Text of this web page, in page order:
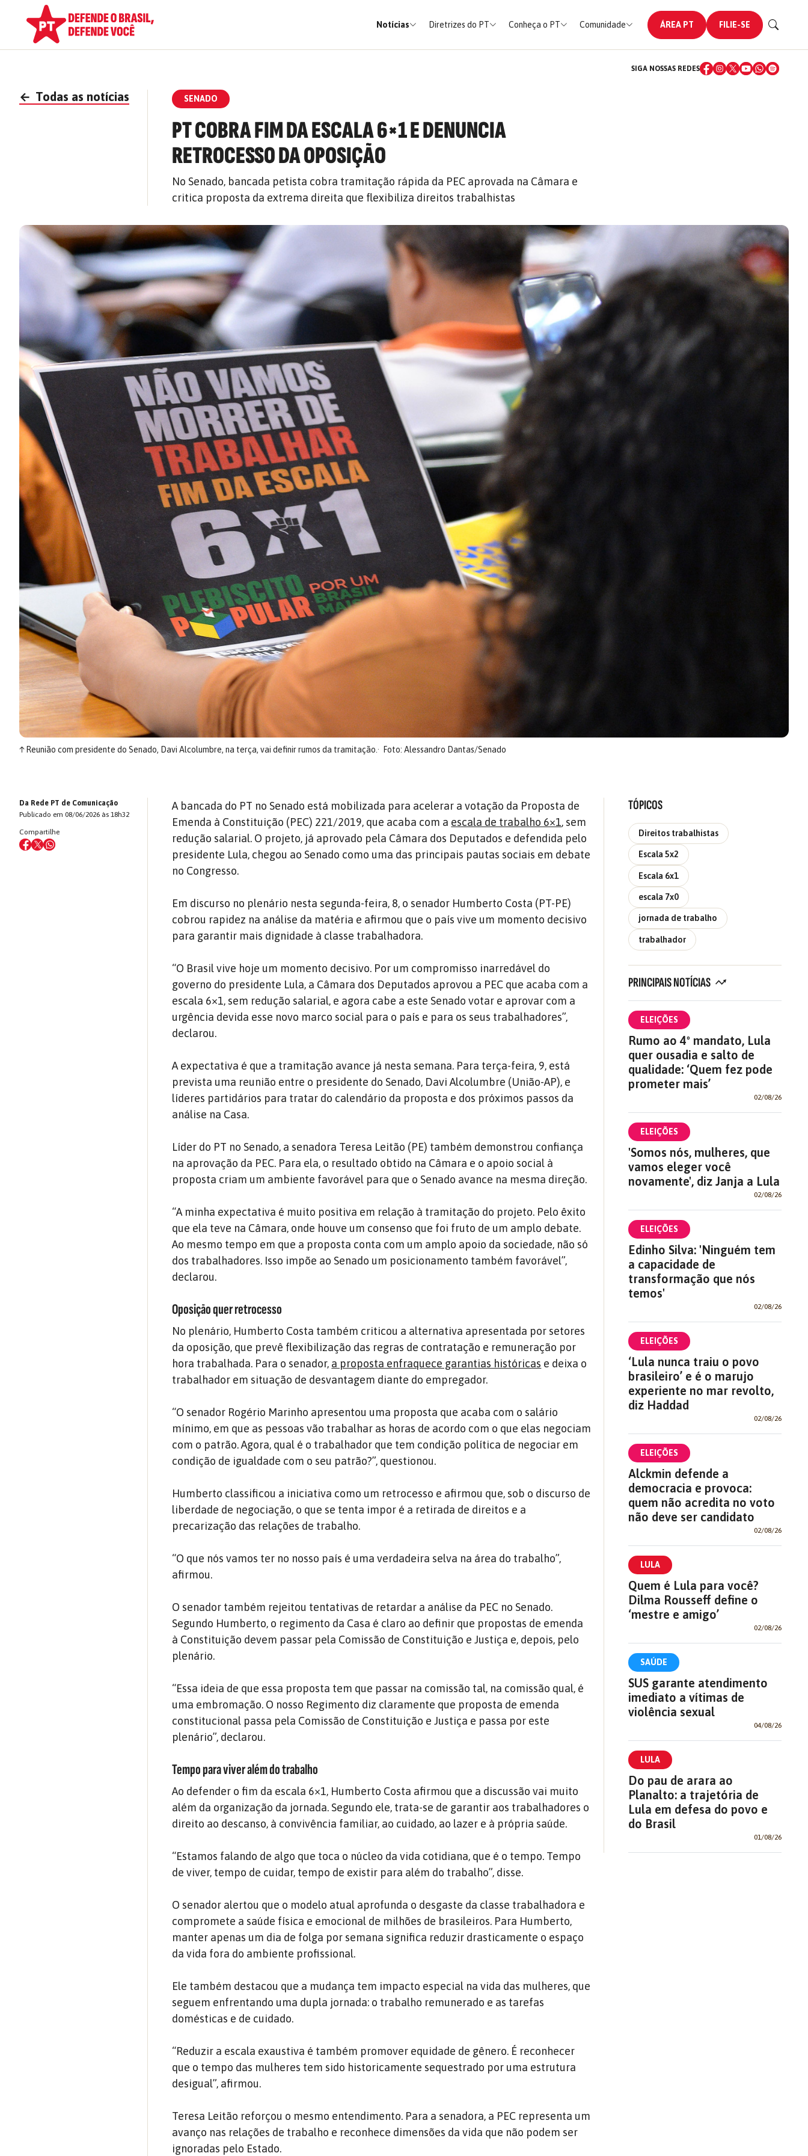
Notícias Diretrizes do PT Conheça o PT Comunidade ÁREA PT FILIE-SE
SIGA NOSSAS REDES
← Todas as notícias SENADO
PT COBRA FIM DA ESCALA 6×1 E DENUNCIA
RETROCESSO DA OPOSIÇÃO
No Senado, bancada petista cobra tramitação rápida da PEC aprovada na Câmara e
critica proposta da extrema direita que flexibiliza direitos trabalhistas
↑Reunião com presidente do Senado, Davi Alcolumbre, na terça, vai definir rumos da tramitação. Foto: Alessandro Dantas/Senado
Da Rede PT de Comunicação
Publicado em 08/06/2026 às 18h32
Compartilhe
A bancada do PT no Senado está mobilizada para acelerar a votação da Proposta de
Emenda à Constituição (PEC) 221/2019, que acaba com a escala de trabalho 6×1, sem
redução salarial. O projeto, já aprovado pela Câmara dos Deputados e defendida pelo
presidente Lula, chegou ao Senado como uma das principais pautas sociais em debate
no Congresso.
Em discurso no plenário nesta segunda-feira, 8, o senador Humberto Costa (PT-PE)
cobrou rapidez na análise da matéria e afirmou que o país vive um momento decisivo
para garantir mais dignidade à classe trabalhadora.
“O Brasil vive hoje um momento decisivo. Por um compromisso inarredável do
governo do presidente Lula, a Câmara dos Deputados aprovou a PEC que acaba com a
escala 6×1, sem redução salarial, e agora cabe a este Senado votar e aprovar com a
urgência devida esse novo marco social para o país e para os seus trabalhadores”,
declarou.
A expectativa é que a tramitação avance já nesta semana. Para terça-feira, 9, está
prevista uma reunião entre o presidente do Senado, Davi Alcolumbre (União-AP), e
líderes partidários para tratar do calendário da proposta e dos próximos passos da
análise na Casa.
Líder do PT no Senado, a senadora Teresa Leitão (PE) também demonstrou confiança
na aprovação da PEC. Para ela, o resultado obtido na Câmara e o apoio social à
proposta criam um ambiente favorável para que o Senado avance na mesma direção.
“A minha expectativa é muito positiva em relação à tramitação do projeto. Pelo êxito
que ela teve na Câmara, onde houve um consenso que foi fruto de um amplo debate.
Ao mesmo tempo em que a proposta conta com um amplo apoio da sociedade, não só
dos trabalhadores. Isso impõe ao Senado um posicionamento também favorável”,
declarou.
Oposição quer retrocesso
No plenário, Humberto Costa também criticou a alternativa apresentada por setores
da oposição, que prevê flexibilização das regras de contratação e remuneração por
hora trabalhada. Para o senador, a proposta enfraquece garantias históricas e deixa o
trabalhador em situação de desvantagem diante do empregador.
“O senador Rogério Marinho apresentou uma proposta que acaba com o salário
mínimo, em que as pessoas vão trabalhar as horas de acordo com o que elas negociam
com o patrão. Agora, qual é o trabalhador que tem condição política de negociar em
condição de igualdade com o seu patrão?”, questionou.
Humberto classificou a iniciativa como um retrocesso e afirmou que, sob o discurso de
liberdade de negociação, o que se tenta impor é a retirada de direitos e a
precarização das relações de trabalho.
“O que nós vamos ter no nosso país é uma verdadeira selva na área do trabalho”,
afirmou.
O senador também rejeitou tentativas de retardar a análise da PEC no Senado.
Segundo Humberto, o regimento da Casa é claro ao definir que propostas de emenda
à Constituição devem passar pela Comissão de Constituição e Justiça e, depois, pelo
plenário.
“Essa ideia de que essa proposta tem que passar na comissão tal, na comissão qual, é
uma embromação. O nosso Regimento diz claramente que proposta de emenda
constitucional passa pela Comissão de Constituição e Justiça e passa por este
plenário”, declarou.
Tempo para viver além do trabalho
Ao defender o fim da escala 6×1, Humberto Costa afirmou que a discussão vai muito
além da organização da jornada. Segundo ele, trata-se de garantir aos trabalhadores o
direito ao descanso, à convivência familiar, ao cuidado, ao lazer e à própria saúde.
“Estamos falando de algo que toca o núcleo da vida cotidiana, que é o tempo. Tempo
de viver, tempo de cuidar, tempo de existir para além do trabalho”, disse.
O senador alertou que o modelo atual aprofunda o desgaste da classe trabalhadora e
compromete a saúde física e emocional de milhões de brasileiros. Para Humberto,
manter apenas um dia de folga por semana significa reduzir drasticamente o espaço
da vida fora do ambiente profissional.
Ele também destacou que a mudança tem impacto especial na vida das mulheres, que
seguem enfrentando uma dupla jornada: o trabalho remunerado e as tarefas
domésticas e de cuidado.
“Reduzir a escala exaustiva é também promover equidade de gênero. É reconhecer
que o tempo das mulheres tem sido historicamente sequestrado por uma estrutura
desigual”, afirmou.
Teresa Leitão reforçou o mesmo entendimento. Para a senadora, a PEC representa um
avanço nas relações de trabalho e reconhece dimensões da vida que não podem ser
ignoradas pelo Estado.
TÓPICOS
Direitos trabalhistas
Escala 5x2
Escala 6x1
escala 7x0
jornada de trabalho
trabalhador
PRINCIPAIS NOTÍCIAS
ELEIÇÕES
Rumo ao 4º mandato, Lula
quer ousadia e salto de
qualidade: ‘Quem fez pode
prometer mais’
02/08/26
ELEIÇÕES
'Somos nós, mulheres, que
vamos eleger você
novamente', diz Janja a Lula
02/08/26
ELEIÇÕES
Edinho Silva: 'Ninguém tem
a capacidade de
transformação que nós
temos'
02/08/26
ELEIÇÕES
‘Lula nunca traiu o povo
brasileiro’ e é o marujo
experiente no mar revolto,
diz Haddad
02/08/26
ELEIÇÕES
Alckmin defende a
democracia e provoca:
quem não acredita no voto
não deve ser candidato
02/08/26
LULA
Quem é Lula para você?
Dilma Rousseff define o
‘mestre e amigo’
02/08/26
SAÚDE
SUS garante atendimento
imediato a vítimas de
violência sexual
04/08/26
LULA
Do pau de arara ao
Planalto: a trajetória de
Lula em defesa do povo e
do Brasil
01/08/26